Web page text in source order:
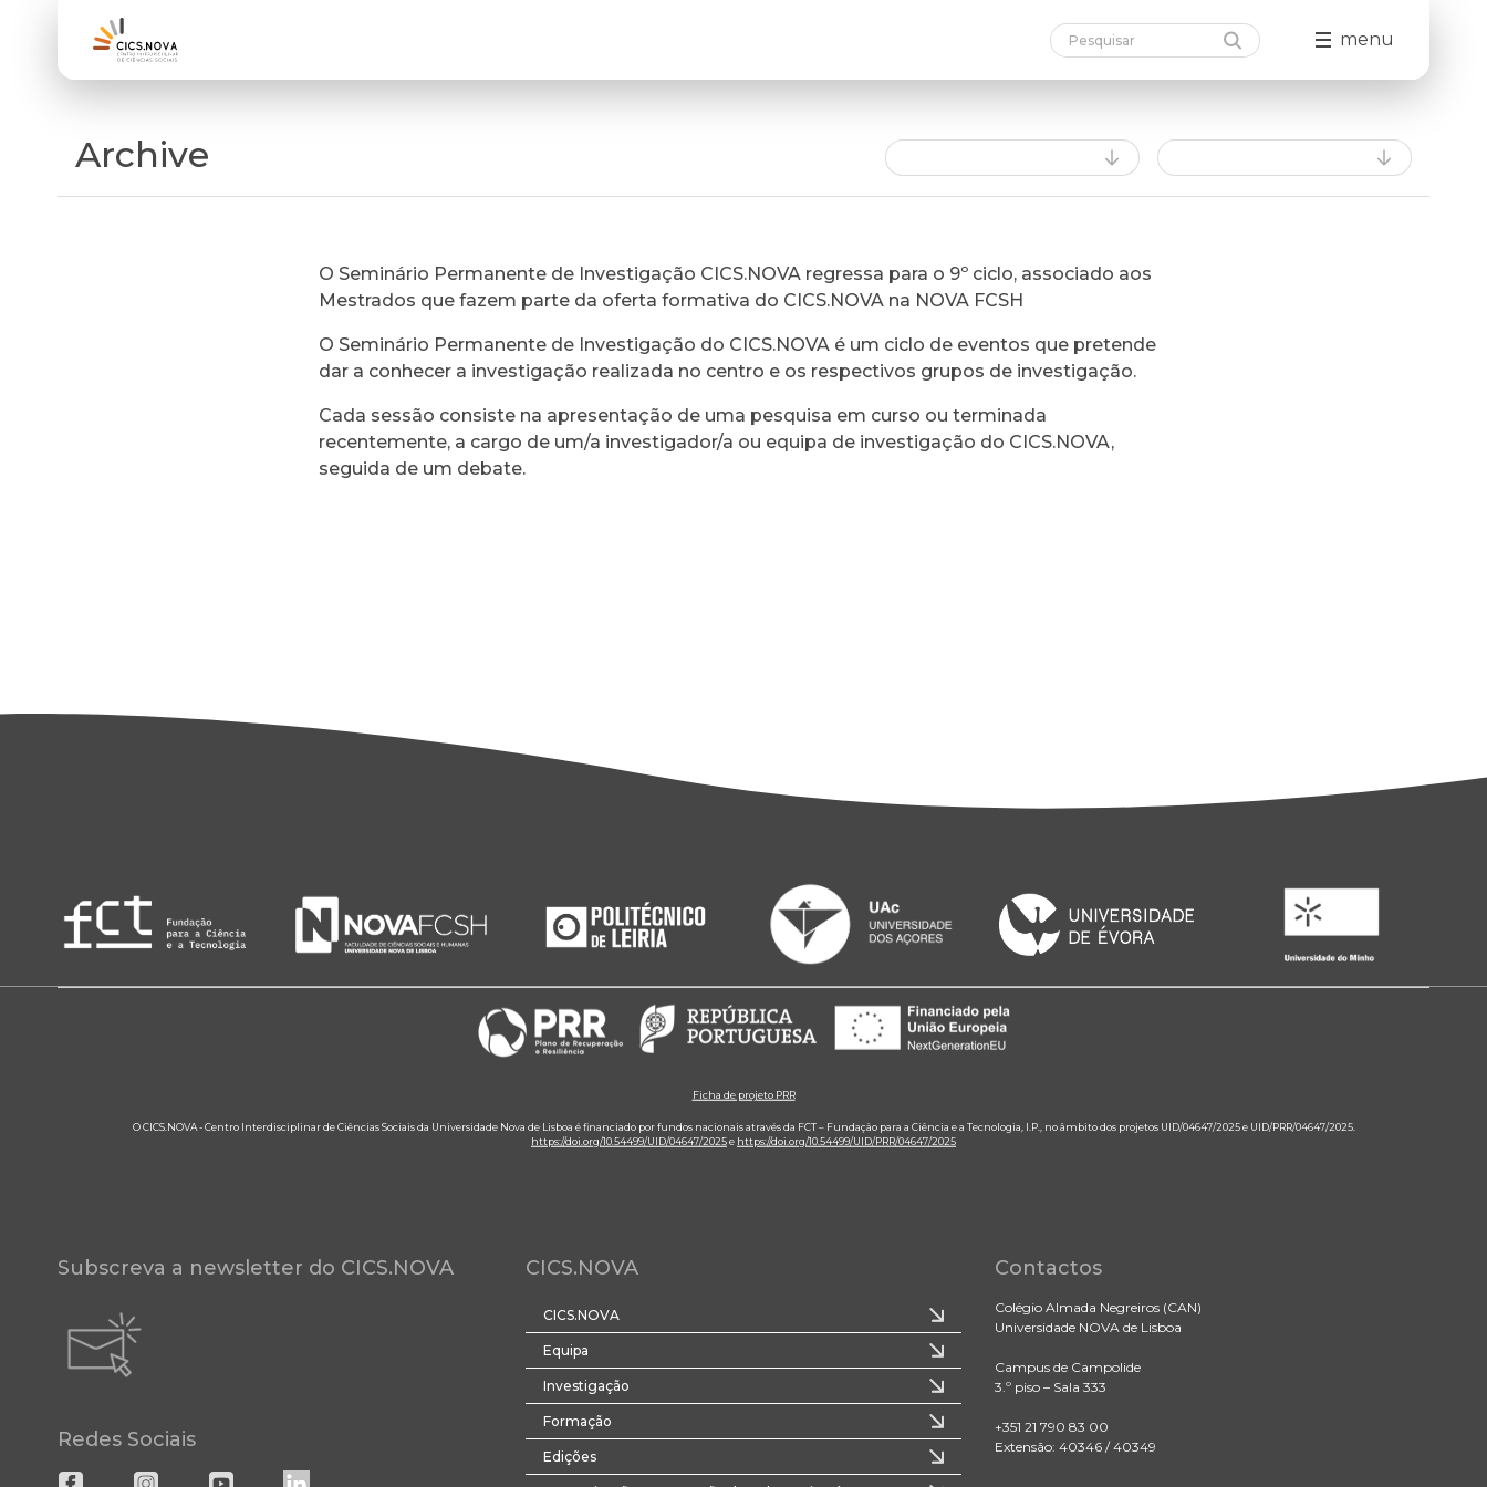
menu
Archive
O Seminário Permanente de Investigação CICS.NOVA regressa para o 9º ciclo, associado aos
Mestrados que fazem parte da oferta formativa do CICS.NOVA na NOVA FCSH
O Seminário Permanente de Investigação do CICS.NOVA é um ciclo de eventos que pretende
dar a conhecer a investigação realizada no centro e os respectivos grupos de investigação.
Cada sessão consiste na apresentação de uma pesquisa em curso ou terminada
recentemente, a cargo de um/a investigador/a ou equipa de investigação do CICS.NOVA,
seguida de um debate.
Ficha de projeto PRR
O CICS.NOVA - Centro Interdisciplinar de Ciências Sociais da Universidade Nova de Lisboa é financiado por fundos nacionais através da FCT – Fundação para a Ciência e a Tecnologia, I.P., no âmbito dos projetos UID/04647/2025 e UID/PRR/04647/2025.
https://doi.org/10.54499/UID/04647/2025e https://doi.org/10.54499/UID/PRR/04647/2025
Subscreva a newsletter do CICS.NOVA
Redes Sociais
CICS.NOVA
CICS.NOVA
Equipa
Investigação
Formação
Edições
Contactos
Colégio Almada Negreiros (CAN)
Universidade NOVA de Lisboa
Campus de Campolide
3.º piso – Sala 333
+351 21 790 83 00
Extensão: 40346 / 40349